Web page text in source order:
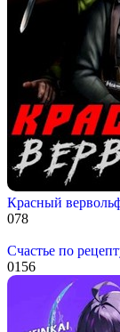
Красный
078
Счастье по
0156